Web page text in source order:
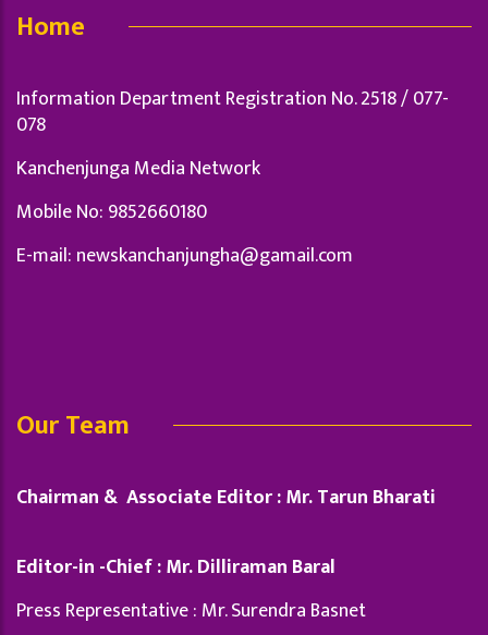
Home
Information Department Registration No. 2518 / 077-
078
Kanchenjunga Media Network
Mobile No: 9852660180
E-mail: newskanchanjungha@gamail.com
Our Team
Chairman & Associate Editor : Mr. Tarun Bharati
Editor-in -Chief : Mr. Dilliraman Baral
Press Representative : Mr. Surendra Basnet